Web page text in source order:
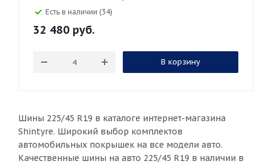
Есть в наличии (34)
32 480 руб.
В корзину
Шины 225/45 R19 в каталоге интернет-магазина
Shintyre. Широкий выбор комплектов
автомобильных покрышек на все модели авто.
Качественные шины на авто 225/45 R19 в наличии в